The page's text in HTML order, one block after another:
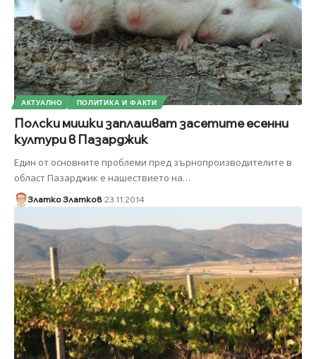
АКТУАЛНО ПОЛИТИКА И ФАКТИ
Полски мишки заплашват засетите есенни
култури в Пазарджик
Един от основните проблеми пред зърнопроизводителите в
област Пазарджик е нашествието на…
Златко Златков 23.11.2014